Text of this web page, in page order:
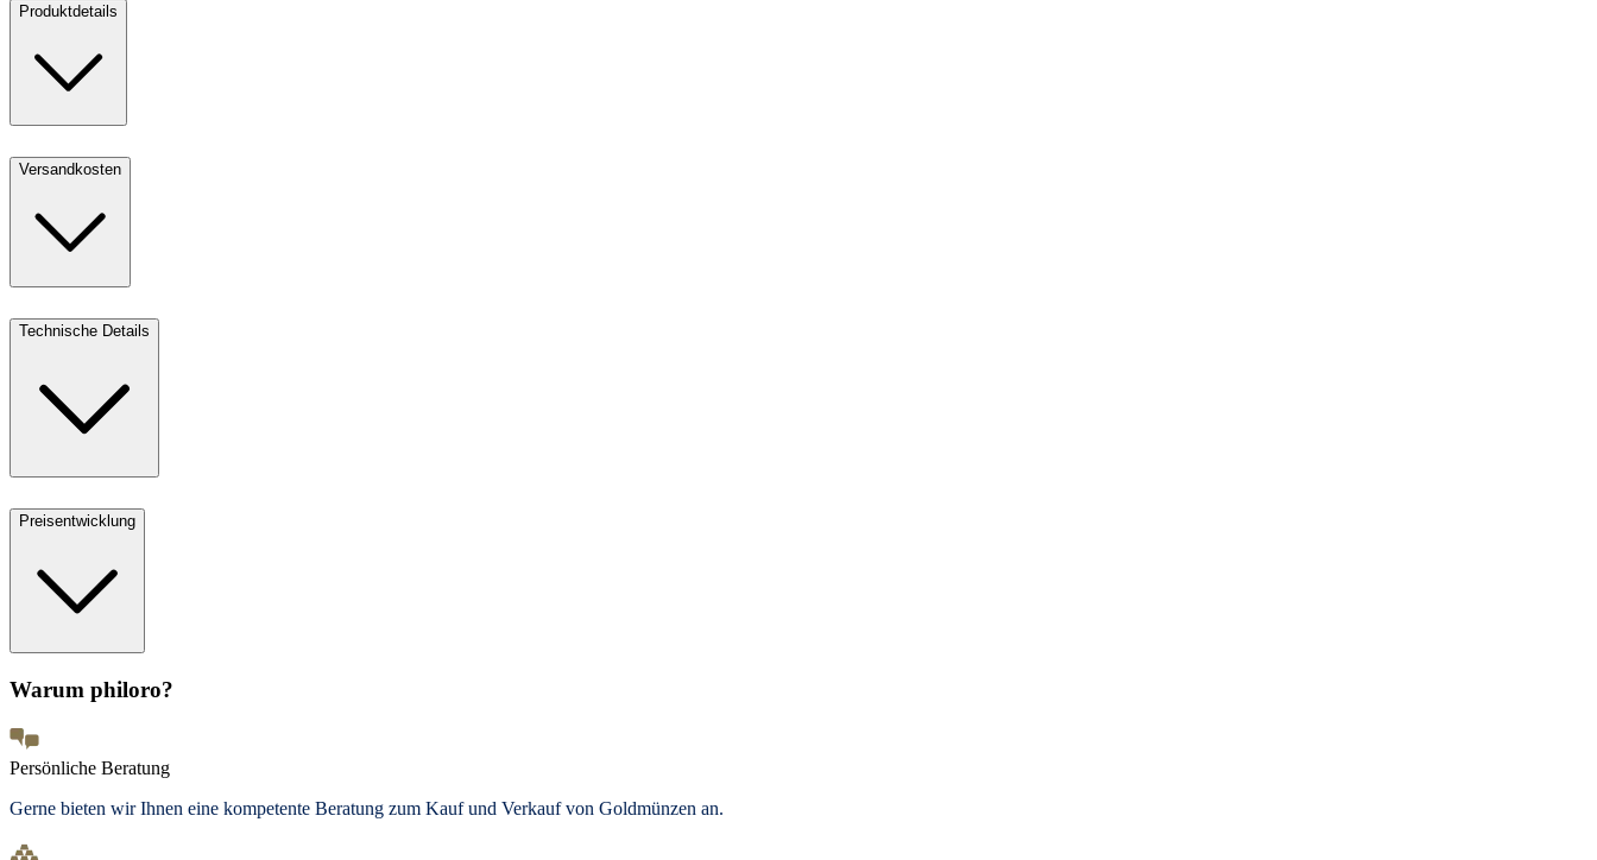
Produktdetails
Versandkosten
Technische Details
Preisentwicklung
Warum philoro?
Persönliche Beratung
Gerne bieten wir Ihnen eine kompetente Beratung zum Kauf und Verkauf von Goldmünzen an.